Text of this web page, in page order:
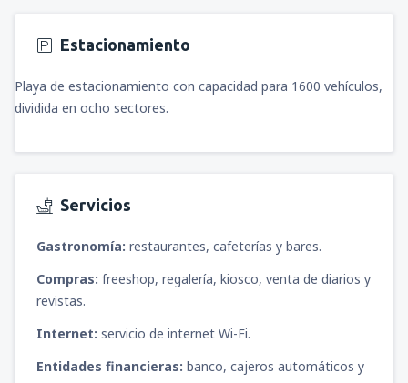
Estacionamiento
Playa de estacionamiento con capacidad para 1600 vehículos,
dividida en ocho sectores.
Servicios
Gastronomía: restaurantes, cafeterías y bares.
Compras: freeshop, regalería, kiosco, venta de diarios y
revistas.
Internet: servicio de internet Wi-Fi.
Entidades financieras: banco, cajeros automáticos y